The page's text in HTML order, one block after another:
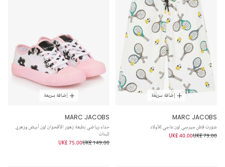
إضافة سريعة
MARC JACOBS
شورت قطن جيرسي لون عاجي للأولاد
UK£ 79.00
UK£ 40.00
إضافة سريعة
MARC JACOBS
حذاء رياضي بطبعة زهور الأقحوان لون أبيض وزهري
للبنات
UK£ 149.00
UK£ 75.00